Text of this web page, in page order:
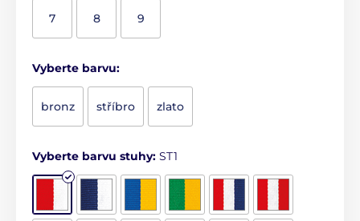
7 8 9
Vyberte barvu:
bronz stříbro zlato
Vyberte barvu stuhy: ST1